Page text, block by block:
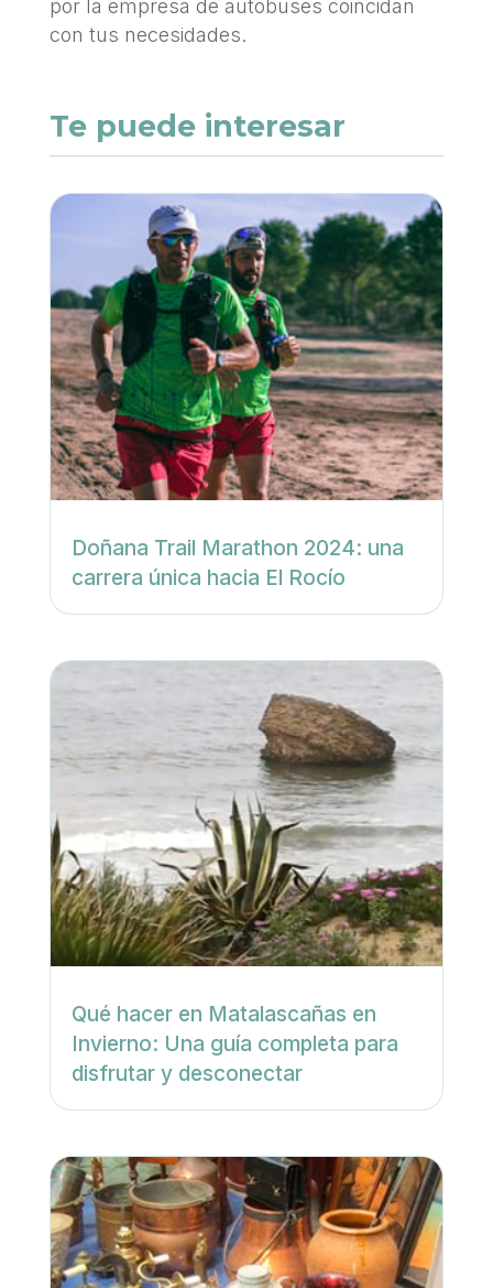
por la empresa de autobuses coincidan
con tus necesidades.
Te puede interesar
Doñana Trail Marathon 2024: una
carrera única hacia El Rocío
Qué hacer en Matalascañas en
Invierno: Una guía completa para
disfrutar y desconectar